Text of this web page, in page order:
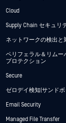
Cloud
Supply Chain セキュリ
ネットワークの検出と
ペリフェラル＆リムー
プロテクション
Secure
ゼロデイ検知(サンドボ
Email Security
Managed File Transfer